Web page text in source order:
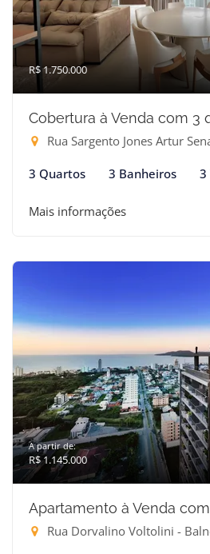
R$ 1.750.000
Cobertura à Venda com 3
Rua Sargento Jones Artur Senabio
3 Quartos 3 Banheiros 3
Mais informações
A partir de:
R$ 1.145.000
Apartamento à Venda
Rua Dorvalino Voltolini - Balneário